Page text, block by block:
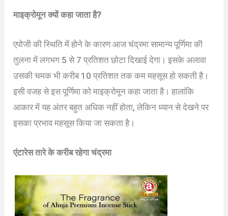
माइक्रोमून क्यों कहा जाता है?
एपोजी की स्थिति में होने के कारण आज चंद्रमा सामान्य पूर्णिमा की
तुलना में लगभग 5 से 7 प्रतिशत छोटा दिखाई देगा। इसके अलावा
उसकी चमक भी करीब 10 प्रतिशत तक कम महसूस हो सकती है।
इसी वजह से इस पूर्णिमा को माइक्रोमून कहा जाता है। हालांकि
आकार में यह अंतर बहुत अधिक नहीं होता, लेकिन ध्यान से देखने पर
इसका प्रभाव महसूस किया जा सकता है।
एंटारेस तारे के करीब रहेगा चंद्रमा